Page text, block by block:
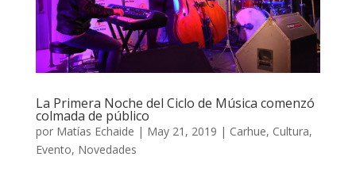
La Primera Noche del Ciclo de Música comenzó
colmada de público
por Matías Echaide | May 21, 2019 | Carhue, Cultura,
Evento, Novedades